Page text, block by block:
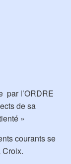
par l’ORDRE
de sa
»
courants se